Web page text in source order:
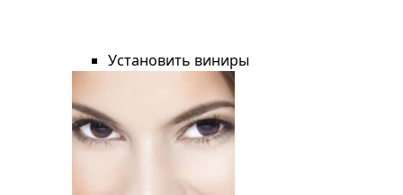
Установить виниры